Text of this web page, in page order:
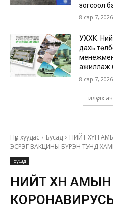
зогсоол
8 сар 7, 2026
УХХК:
дахь
ажиллаж
8 сар 7, 2026
илүү их